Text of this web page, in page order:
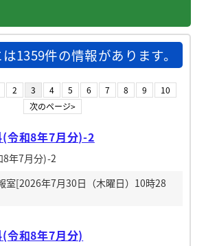
1359件の情報があります。
2 3 4 5 6 7 8 9
10
次のページ>
令和8年7月分)-2
8年7月分)-2
[2026年7月30日（木曜日）10時28
令和8年7月分)